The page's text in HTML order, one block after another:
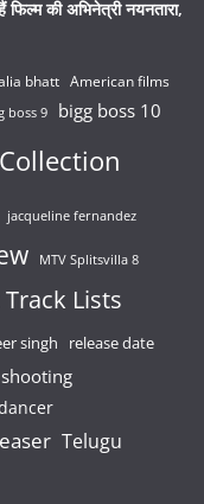
की अभिनेत्री नयनतारा,
bhatt American films
boss 9 bigg boss 10
jacqueline fernandez
MTV Splitsvilla 8
Lists
singh release date
shooting
Telugu